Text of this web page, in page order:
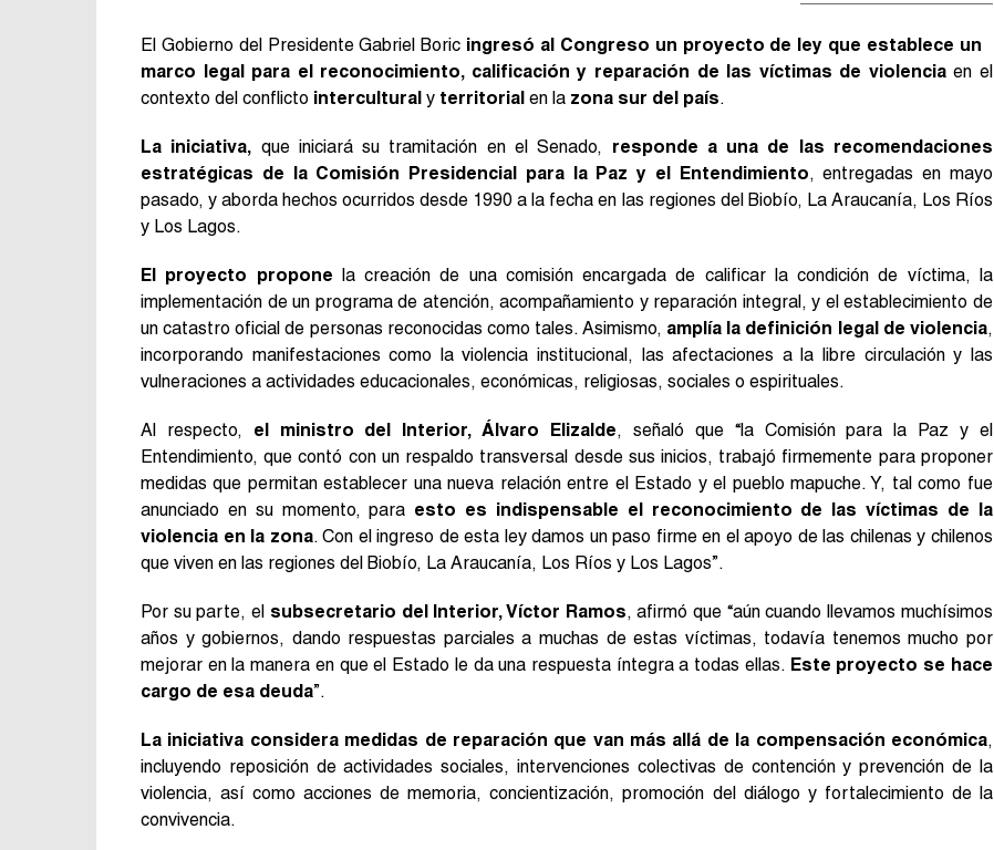
El Gobierno del Presidente Gabriel Boric ingresó al Congreso un proyecto de ley que establece un
marco legal para el reconocimiento, calificación y reparación de las víctimas de violenciaen el
contexto del conflicto intercultural y territorial en la zona sur del país.
La iniciativa, que iniciará su tramitación en el Senado, responde a una de las recomendaciones
estratégicas de la Comisión Presidencial para la Paz y el Entendimiento, entregadas en mayo
pasado, y aborda hechos ocurridos desde 1990 a la fecha en las regiones del Biobío, La Araucanía, Los Ríos
y Los Lagos.
El proyecto propone la creación de una comisión encargada de calificar la condición de víctima, la
implementación de un programa de atención, acompañamiento y reparación integral, y el establecimiento de
un catastro oficial de personas reconocidas como tales. Asimismo, amplía la definición legal de violencia,
incorporando manifestaciones como la violencia institucional, las afectaciones a la libre circulación y las
vulneraciones a actividades educacionales, económicas, religiosas, sociales o espirituales.
Al respecto, el ministro del Interior, Álvaro Elizalde, señaló que “la Comisión para la Paz y el
Entendimiento, que contó con un respaldo transversal desde sus inicios, trabajó firmemente para proponer
medidas que permitan establecer una nueva relación entre el Estado y el pueblo mapuche. Y, tal como fue
anunciado en su momento, para esto es indispensable el reconocimiento de las víctimas de la
violencia en la zona. Con el ingreso de esta ley damos un paso firme en el apoyo de las chilenas y chilenos
que viven en las regiones del Biobío, La Araucanía, Los Ríos y Los Lagos”.
Por su parte, el subsecretario del Interior, Víctor Ramos, afirmó que “aún cuando llevamos muchísimos
años y gobiernos, dando respuestas parciales a muchas de estas víctimas, todavía tenemos mucho por
mejorar en la manera en que el Estado le da una respuesta íntegra a todas ellas. Este proyecto se hace
cargo de esa deuda”.
La iniciativa considera medidas de reparación que van más allá de la compensación económica,
incluyendo reposición de actividades sociales, intervenciones colectivas de contención y prevención de la
violencia, así como acciones de memoria, concientización, promoción del diálogo y fortalecimiento de la
convivencia.